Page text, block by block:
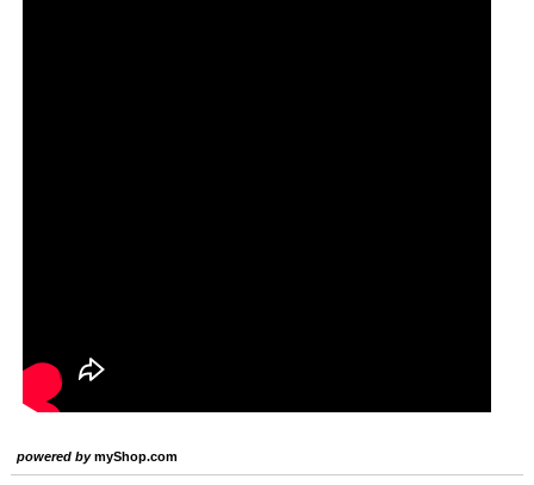
powered bymyShop.com